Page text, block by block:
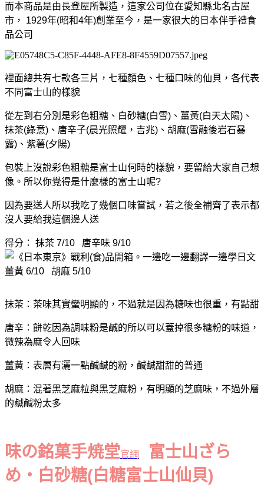
而本商品是由長登屋所製造，這家公司位在愛知縣北名古屋
市， 1929年(昭和4年)創業至今，是一家很大的日本伴手禮食
品公司
裡面總共有七款各三片， 七種顏色、七種口味的仙貝，各代表
不同富士山的樣貌
從左到右分別是彩色粗糖、白砂糖(白雪)、薑黃(白天太陽)、
抹茶(綠意)、唐辛子(晨光照耀，吉兆)、 胡麻(雪融後岩石暴
露)、紫薯(夕陽)
包裝上沒說彩色粗糖是富士山何時的樣貌，要留給大家自己想
像。所以你覺得是什麼樣的富士山呢?
因為要送人所以我吃了幾個口味嘗試，若之後全補齊了表示都
沒人要給我這個邊人送
得分： 抹茶 7/10 唐辛味 9/10
薑黃 6/10 胡麻 5/10
抹茶：茶味其實蠻明顯的，不過就是因為糖味也很重，有點甜
唐辛： 餅乾因為調味粉是鹹的所以可以蓋掉很多糖粉的味道，
微辣為麻令人回味
薑黃 ：表層有灑一點鹹鹹的粉，鹹鹹甜甜的普通
胡麻：混著黑芝麻粒與黑芝麻粉，有明顯的芝麻味，不過外層
的鹹鹹粉太多
味の銘菓手焼堂官網
富士山ざら
め・白砂糖(白糖富士山仙貝)